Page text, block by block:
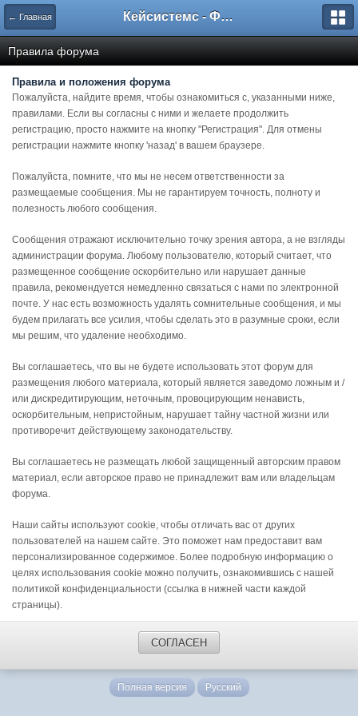
← Главная Кейсистемс - Форумы
Правила форума
Правила и положения форума
Пожалуйста, найдите время, чтобы ознакомиться с, указанными ниже,
правилами. Если вы согласны с ними и желаете продолжить
регистрацию, просто нажмите на кнопку "Регистрация". Для отмены
регистрации нажмите кнопку 'назад' в вашем браузере.
Пожалуйста, помните, что мы не несем ответственности за
размещаемые сообщения. Мы не гарантируем точность, полноту и
полезность любого сообщения.
Сообщения отражают исключительно точку зрения автора, а не взгляды
администрации форума. Любому пользователю, который считает, что
размещенное сообщение оскорбительно или нарушает данные
правила, рекомендуется немедленно связаться с нами по электронной
почте. У нас есть возможность удалять сомнительные сообщения, и мы
будем прилагать все усилия, чтобы сделать это в разумные сроки, если
мы решим, что удаление необходимо.
Вы соглашаетесь, что вы не будете использовать этот форум для
размещения любого материала, который является заведомо ложным и /
или дискредитирующим, неточным, провоцирующим ненависть,
оскорбительным, непристойным, нарушает тайну частной жизни или
противоречит действующему законодательству.
Вы соглашаетесь не размещать любой защищенный авторским правом
материал, если авторское право не принадлежит вам или владельцам
форума.
Наши сайты используют cookie, чтобы отличать вас от других
пользователей на нашем сайте. Это поможет нам предоставит вам
персонализированное содержимое. Более подробную информацию о
целях использования cookie можно получить, ознакомившись с нашей
политикой конфиденциальности (ссылка в нижней части каждой
страницы).
СОГЛАСЕН
Полная версия Русский